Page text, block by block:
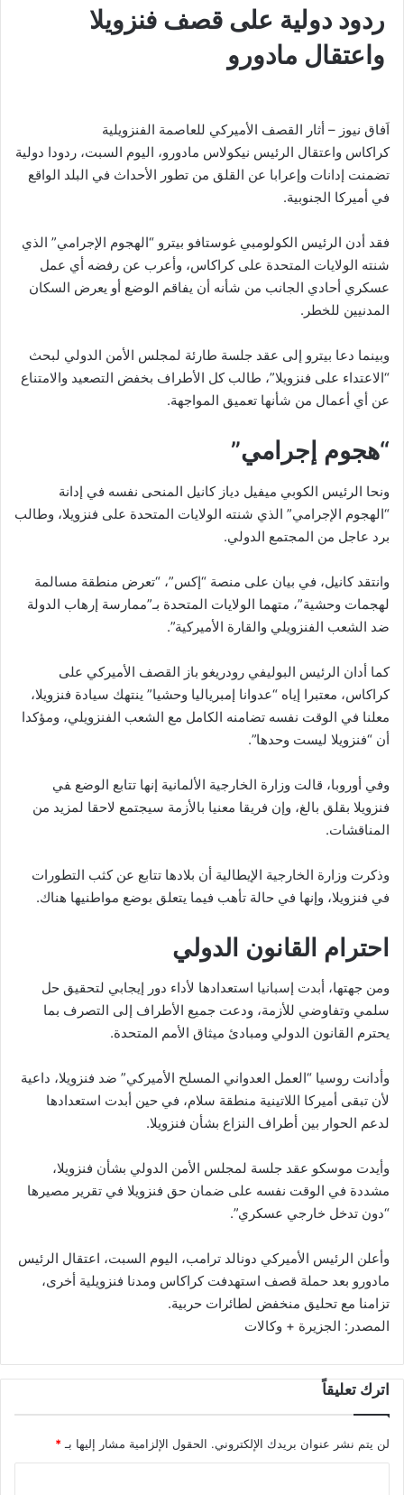
ردود دولية على قصف فنزويلا
واعتقال مادورو
اَفاق نيوز – أثار القصف الأميركي للعاصمة الفنزويلية
كراكاس واعتقال الرئيس نيكولاس مادورو، اليوم السبت، ردودا دولية
تضمنت إدانات وإعرابا عن القلق من تطور الأحداث في البلد الواقع
في أميركا الجنوبية.
فقد أدن الرئيس الكولومبي غوستافو بيترو “الهجوم الإجرامي” الذي
شنته الولايات المتحدة على كراكاس، وأعرب عن رفضه أي عمل
عسكري أحادي الجانب من شأنه أن يفاقم الوضع أو يعرض السكان
المدنيين للخطر.
وبينما دعا بيترو إلى عقد جلسة طارئة لمجلس الأمن الدولي لبحث
“الاعتداء على فنزويلا”، طالب كل الأطراف بخفض التصعيد والامتناع
عن أي أعمال من شأنها تعميق المواجهة.
“هجوم إجرامي”
ونحا الرئيس الكوبي ميفيل دياز كانيل المنحى نفسه في إدانة
“الهجوم الإجرامي” الذي شنته الولايات المتحدة على فنزويلا، وطالب
برد عاجل من المجتمع الدولي.
وانتقد كانيل، في بيان على منصة “إكس”، “تعرض منطقة مسالمة
لهجمات وحشية”، متهما الولايات المتحدة بـ”ممارسة إرهاب الدولة
ضد الشعب الفنزويلي والقارة الأميركية”.
كما أدان الرئيس البوليفي رودريغو باز القصف الأميركي على
كراكاس، معتبرا إياه “عدوانا إمبرياليا وحشيا” ينتهك سيادة فنزويلا،
معلنا في الوقت نفسه تضامنه الكامل مع الشعب الفنزويلي، ومؤكدا
أن “فنزويلا ليست وحدها”.
وفي أوروبا، قالت ⁠وزارة الخارجية الألمانية إنها تتابع الوضع ‍في
فنزويلا ⁠بقلق بالغ، وإن فريقا معنيا بالأزمة سيجتمع ​لاحقا ‌لمزيد من
المناقشات.
وذكرت وزارة الخارجية الإيطالية أن بلادها تتابع عن كثب التطورات
في فنزويلا، وإنها في حالة تأهب فيما يتعلق بوضع مواطنيها هناك.
احترام القانون الدولي
ومن جهتها، أبدت إسبانيا استعدادها لأداء دور إيجابي لتحقيق حل
سلمي وتفاوضي للأزمة، ودعت جميع الأطراف إلى التصرف بما
يحترم القانون الدولي ومبادئ ميثاق الأمم المتحدة.
وأدانت روسيا “العمل العدواني المسلح الأميركي” ضد فنزويلا، داعية
لأن تبقى أميركا اللاتينية منطقة سلام، في حين أبدت استعدادها
لدعم الحوار بين أطراف النزاع بشأن فنزويلا.
وأيدت موسكو عقد جلسة لمجلس الأمن الدولي بشأن فنزويلا،
مشددة في الوقت نفسه على ضمان حق فنزويلا في تقرير مصيرها
“دون تدخل خارجي عسكري”.
وأعلن الرئيس الأميركي دونالد ترامب، اليوم السبت، اعتقال الرئيس
مادورو بعد حملة قصف استهدفت كراكاس ومدنا فنزويلية أخرى،
تزامنا مع تحليق منخفض لطائرات حربية.
المصدر: الجزيرة + وكالات
اترك تعليقاً
لن يتم نشر عنوان بريدك الإلكتروني. الحقول الإلزامية مشار إليها بـ*